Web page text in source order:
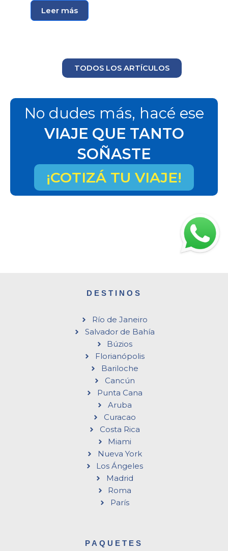
Leer más
TODOS LOS ARTÍCULOS
No dudes más, hacé ese
VIAJE QUE TANTO
SOÑASTE
¡COTIZÁ TU VIAJE!
DESTINOS
Río de Janeiro
Salvador de Bahía
Búzios
Florianópolis
Bariloche
Cancún
Punta Cana
Aruba
Curacao
Costa Rica
Miami
Nueva York
Los Ángeles
Madrid
Roma
París
PAQUETES